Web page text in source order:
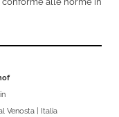
Venosta | Italia